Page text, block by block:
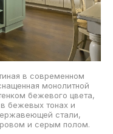
в современном
монолитной
бежевого цвета,
бежевых тонах и
стали,
и серым полом.